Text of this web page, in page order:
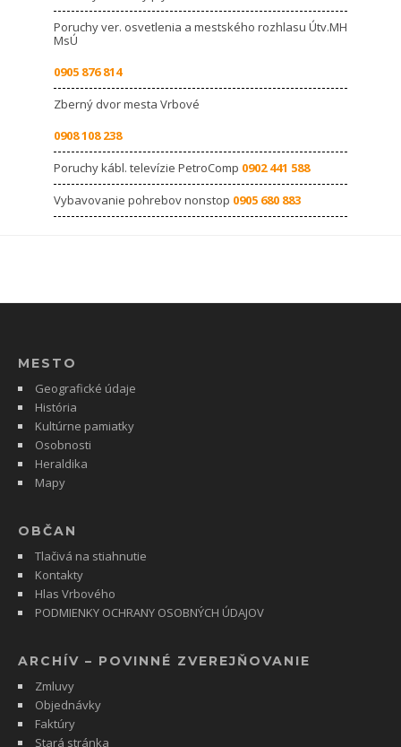
Poruchy ver. osvetlenia a mestského rozhlasu Útv.MH
MsÚ
0905 876 814
Zberný dvor mesta Vrbové
0908 108 238
Poruchy kábl. televízie PetroComp 0902 441 588
Vybavovanie pohrebov nonstop 0905 680 883
MESTO
Geografické údaje
História
Kultúrne pamiatky
Osobnosti
Heraldika
Mapy
OBČAN
Tlačivá na stiahnutie
Kontakty
Hlas Vrbového
PODMIENKY OCHRANY OSOBNÝCH ÚDAJOV
ARCHÍV – POVINNÉ ZVEREJŇOVANIE
Zmluvy
Objednávky
Faktúry
Stará stránka